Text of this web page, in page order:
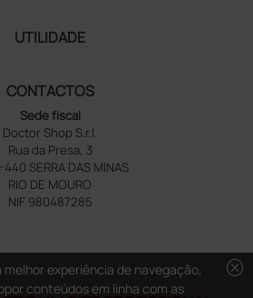
UTILIDADE
CONTACTOS
Sede fiscal
Doctor Shop S.r.l.
Rua da Presa, 3
SERRA DAS MINAS
RIO DE MOURO
NIF 980487285
cancel
experiência de navegação,
conteúdos em linha com as